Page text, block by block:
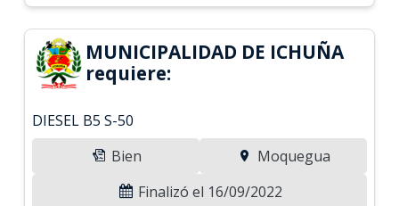
MUNICIPALIDAD DE ICHUÑA
requiere:
DIESEL B5 S-50
Bien
Moquegua
Finalizó el 16/09/2022